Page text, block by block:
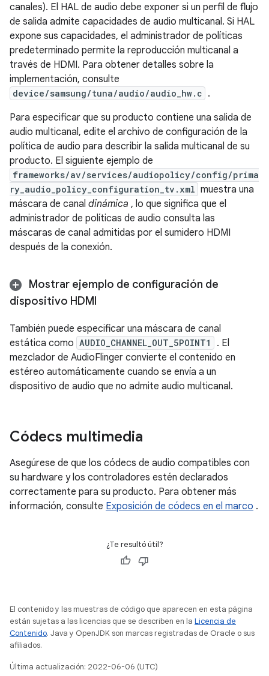
canales). El HAL de audio debe exponer si un perfil de flujo
de salida admite capacidades de audio multicanal. Si HAL
expone sus capacidades, el administrador de políticas
predeterminado permite la reproducción multicanal a
través de HDMI. Para obtener detalles sobre la
implementación, consulte
device/samsung/tuna/audio/audio_hw.c .
Para especificar que su producto contiene una salida de
audio multicanal, edite el archivo de configuración de la
política de audio para describir la salida multicanal de su
producto. El siguiente ejemplo de
frameworks/av/services/audiopolicy/config/prima
ry_audio_policy_configuration_tv.xml muestra una
máscara de canal dinámica , lo que significa que el
administrador de políticas de audio consulta las
máscaras de canal admitidas por el sumidero HDMI
después de la conexión.
Mostrar ejemplo de configuración de
dispositivo HDMI
También puede especificar una máscara de canal
estática como AUDIO_CHANNEL_OUT_5POINT1
. El
mezclador de AudioFlinger convierte el contenido en
estéreo automáticamente cuando se envía a un
dispositivo de audio que no admite audio multicanal.
Códecs multimedia
Asegúrese de que los códecs de audio compatibles con
su hardware y los controladores estén declarados
correctamente para su producto. Para obtener más
información, consulte Exposición de códecs en el marco .
¿Te resultó útil?
El contenido y las muestras de código que aparecen en esta página
están sujetas a las licencias que se describen en la Licencia de
Contenido. Java y OpenJDK son marcas registradas de Oracle o sus
afiliados.
Última actualización: 2022-06-06 (UTC)